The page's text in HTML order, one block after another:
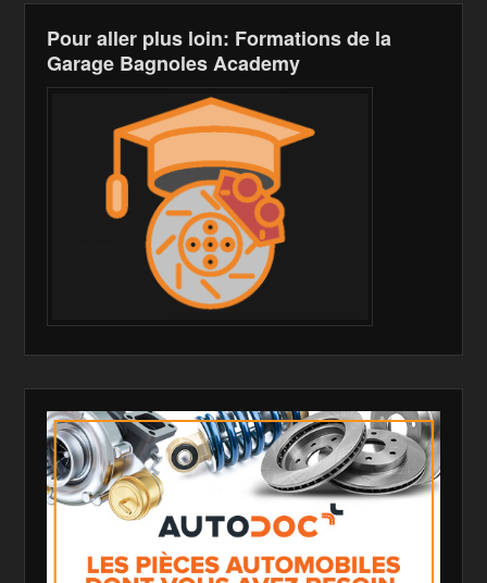
Pour aller plus loin: Formations de la
Garage Bagnoles Academy